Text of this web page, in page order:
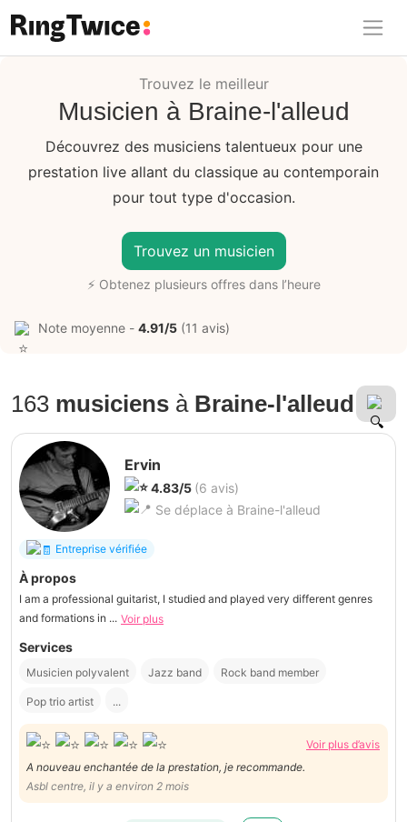
Ring Twice
Trouvez le meilleur
Musicien à Braine-l'alleud
Découvrez des musiciens talentueux pour une
prestation live allant du classique au contemporain
pour tout type d'occasion.
Trouvez un musicien
⚡ Obtenez plusieurs offres dans l’heure
Note moyenne - 4.91/5 (11 avis)
163 musiciens à Braine-l'alleud
Ervin
4.83/5 (6 avis)
Se déplace à Braine-l'alleud
Entreprise vérifiée
À propos
I am a professional guitarist, I studied and played very different genres
and formations in ... Voir plus
Services
Musicien polyvalent Jazz band Rock band member
Pop trio artist ...
Voir plus d’avis
A nouveau enchantée de la prestation, je recommande.
Asbl centre, il y a environ 2 mois